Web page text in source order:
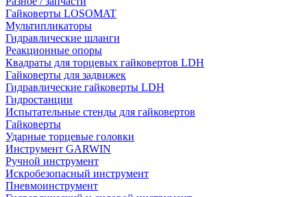
Гайковерты LOSOMAT
Мультипликаторы
Гидравлические шланги
Реакционные опоры
Квадраты для торцевых гайковертов LDH
Гайковерты для задвижек
Гидравлические гайковерты LDH
Гидростанции
Испытательные стенды для гайковертов
Гайковерты
Ударные торцевые головки
Инструмент GARWIN
Ручной инструмент
Искробезопасный инструмент
Пневмоинструмент